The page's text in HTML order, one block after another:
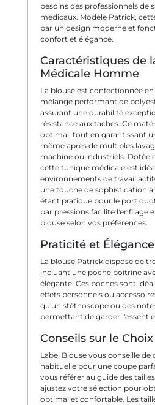
besoins des professionnels de
médicaux. Modèle Patrick,
par un design moderne et
confort et élégance.
Caractéristiques de
Médicale Homme
La blouse est confectionnée
mélange performant de
assurant une durabilité
résistance aux taches. Ce
optimal, tout en garantissant
même après de multiples
machine ou industriels. Dotée
cette tunique médicale est
environnements de travail
une touche de sophistication
étant pratique pour le port
par pressions facilite l'enfilage
blouse selon vos préférences.
Praticité et
La blouse Patrick dispose de
incluant une poche poitrine
élégante. Ces poches sont
effets personnels ou
qu'un stéthoscope ou des
permettant de garder
Conseils sur le
Label Blouse vous conseille
habituelle pour une coupe
vous référer au guide des
ajustez votre sélection pour
optimal et confortable. Les